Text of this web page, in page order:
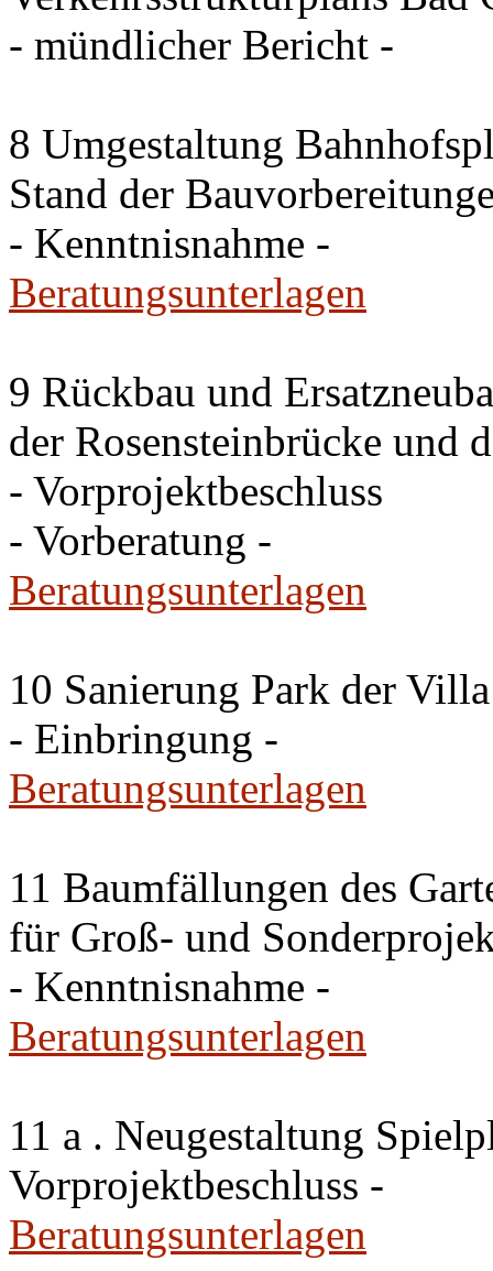
- mündlicher Bericht -
8 Umgestaltung
Stand der
- Kenntnisnahme -
Beratungsunterlagen
9 Rückbau und
der Rosensteinbrücke und
- Vorprojektbeschluss
- Vorberatung -
Beratungsunterlagen
10 Sanierung Park der
- Einbringung -
Beratungsunterlagen
11 Baumfällungen des
für Groß- und
- Kenntnisnahme -
Beratungsunterlagen
11 a . Neugestaltung
Vorprojektbeschluss -
Beratungsunterlagen